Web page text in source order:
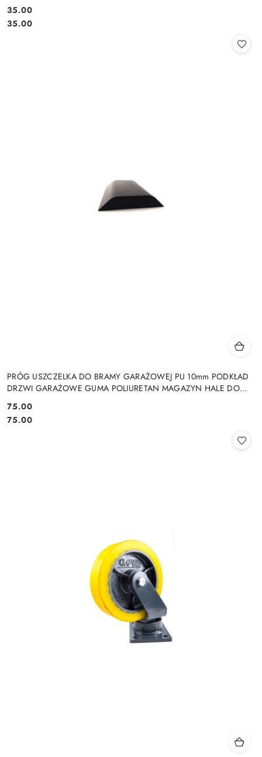
Cena:
35.00
Cena:
35.00
PRÓG USZCZELKA DO BRAMY GARAŻOWEJ PU 10mm PODKŁAD
DRZWI GARAŻOWE GUMA POLIURETAN MAGAZYN HALE DO
Cena:
75.00
Cena:
75.00